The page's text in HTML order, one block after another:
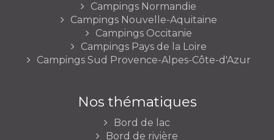
Campings Normandie
Campings Nouvelle-Aquitaine
Campings Occitanie
Campings Pays de la Loire
Campings Sud Provence-Alpes-Côte-d'Azur
Nos thématiques
Bord de lac
Bord de rivière